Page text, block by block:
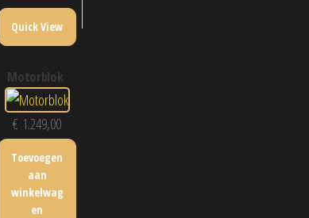
Quick View
motorblok
€ 1.249,00
Toevoegen
aan
winkelwag
en